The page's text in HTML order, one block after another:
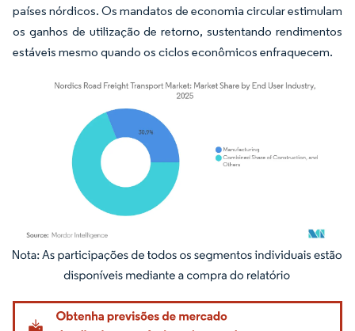
países nórdicos. Os mandatos de economia circular estimulam
os ganhos de utilização de retorno, sustentando rendimentos
estáveis mesmo quando os ciclos econômicos enfraquecem.
Imagem © Mordor Intelligence. O reuso requer atribuição conforme CC BY 4.0.